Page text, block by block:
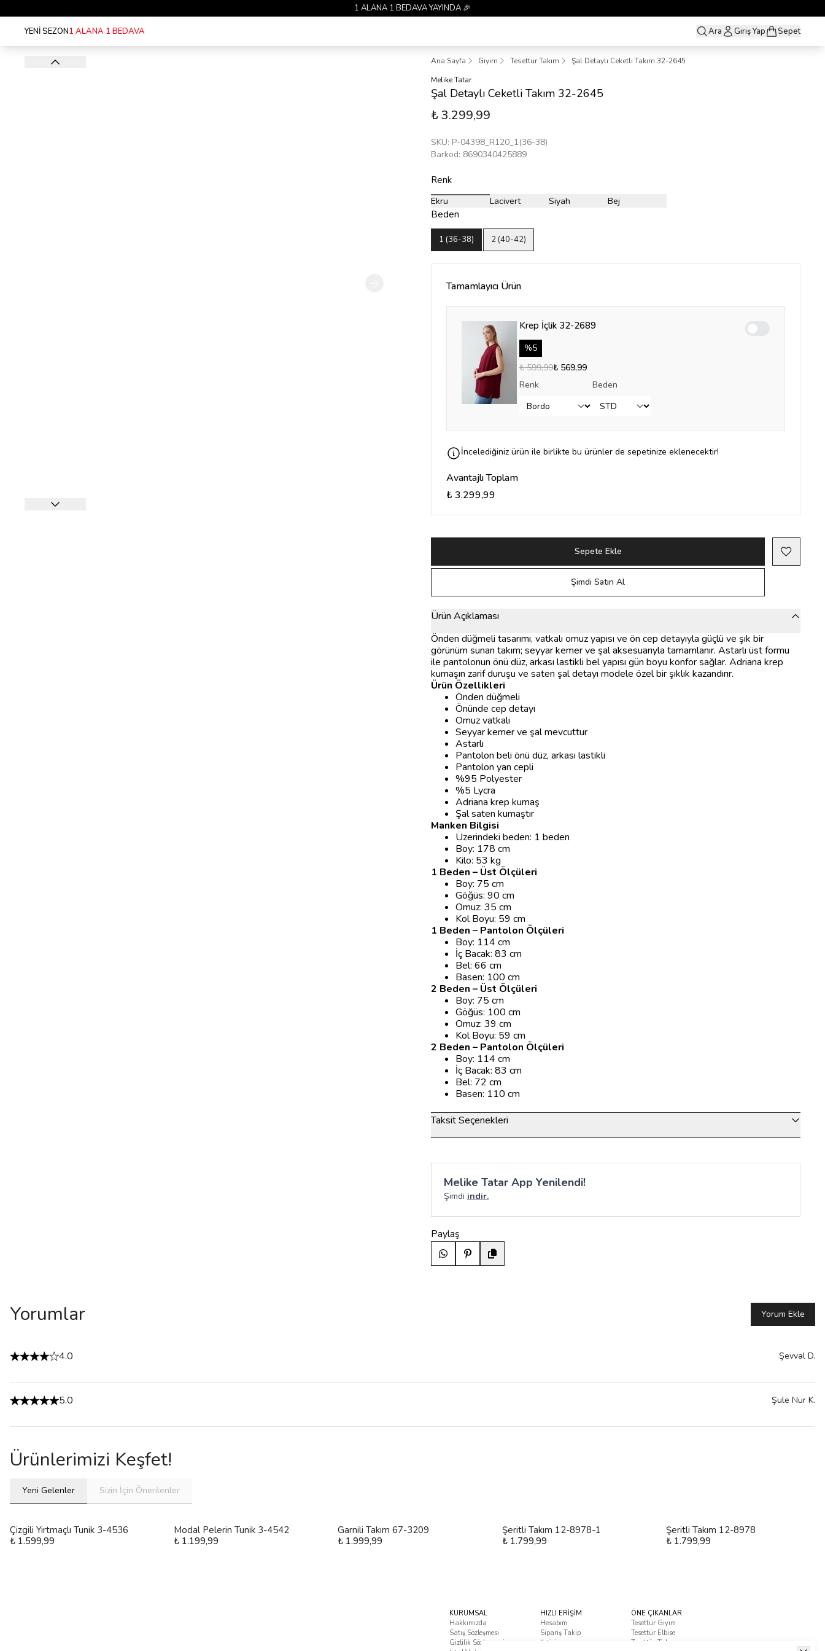
1 ALANA 1 BEDAVA YAYINDA 🎉
YENİ SEZON1 ALANA 1 BEDAVA Ara Giriş Yap Sepet
Ana Sayfa Giyim Tesettür Takım
Şal Detaylı Ceketli Takım 32-2645
Melike Tatar
Şal Detaylı Ceketli Takım 32-2645
₺ 3.299,99
SKU: P-04398_R120_1(36-38)
Barkod: 8690340425889
Renk
Ekru Lacivert Siyah Bej
Beden
1 (36-38) 2 (40-42)
Tamamlayıcı Ürün
Krep İçlik 32-2689
%5
₺ 599,99₺ 569,99
Renk
Beden
Enable
İncelediğiniz ürün ile birlikte bu ürünler de sepetinize eklenecektir!
Avantajlı Toplam
₺ 3.299,99
Sepete Ekle
Şimdi Satın Al
Ürün Açıklaması
Önden düğmeli tasarımı, vatkalı omuz yapısı ve ön cep detayıyla güçlü ve şık bir
görünüm sunan takım; seyyar kemer ve şal aksesuarıyla tamamlanır. Astarlı üst formu
ile pantolonun önü düz, arkası lastikli bel yapısı gün boyu konfor sağlar. Adriana krep
kumaşın zarif duruşu ve saten şal detayı modele özel bir şıklık kazandırır.
Ürün Özellikleri
Önden düğmeli
Önünde cep detayı
Omuz vatkalı
Seyyar kemer ve şal mevcuttur
Astarlı
Pantolon beli önü düz, arkası lastikli
Pantolon yan cepli
%95 Polyester
%5 Lycra
Adriana krep kumaş
Şal saten kumaştır
Manken Bilgisi
Üzerindeki beden: 1 beden
Boy: 178 cm
Kilo: 53 kg
1 Beden – Üst Ölçüleri
Boy: 75 cm
Göğüs: 90 cm
Omuz: 35 cm
Kol Boyu: 59 cm
1 Beden – Pantolon Ölçüleri
Boy: 114 cm
İç Bacak: 83 cm
Bel: 66 cm
Basen: 100 cm
2 Beden – Üst Ölçüleri
Boy: 75 cm
Göğüs: 100 cm
Omuz: 39 cm
Kol Boyu: 59 cm
2 Beden – Pantolon Ölçüleri
Boy: 114 cm
İç Bacak: 83 cm
Bel: 72 cm
Basen: 110 cm
Taksit Seçenekleri
Melike Tatar App Yenilendi!
Şimdi indir.
Paylaş
Yorumlar Yorum Ekle
4.0 Şevval D.
5.0 Şule Nur K.
Ürünlerimizi Keşfet!
Yeni Gelenler Sizin İçin Önerilenler
Çizgili Yırtmaçlı Tunik 3-4536
₺ 1.599,99
Modal Pelerin Tunik 3-4542
₺ 1.199,99
Garnili Takım 67-3209
₺ 1.999,99
Şeritli Takım 12-8978-1
₺ 1.799,99
Şeritli Takım 12-8978
₺ 1.799,99
KURUMSAL
Hakkımızda
Satış Sözleşmesi
Gizlilik Sözleşmesi
HIZLI ERİŞİM
Hesabım
Sipariş Takip
İletişim
ÖNE ÇIKANLAR
Tesettür Giyim
Tesettür Elbise
Tesettür Takım